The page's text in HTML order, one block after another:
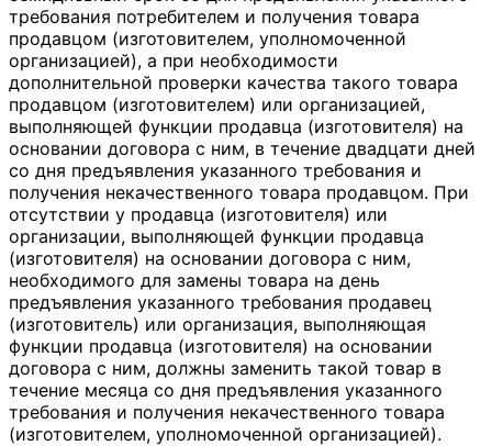
требования потребителем и получения товара
продавцом (изготовителем, уполномоченной
организацией), а при необходимости
дополнительной проверки качества такого товара
продавцом (изготовителем) или организацией,
выполняющей функции продавца (изготовителя) на
основании договора с ним, в течение двадцати дней
со дня предъявления указанного требования и
получения некачественного товара продавцом. При
отсутствии у продавца (изготовителя) или
организации, выполняющей функции продавца
(изготовителя) на основании договора с ним,
необходимого для замены товара на день
предъявления указанного требования продавец
(изготовитель) или организация, выполняющая
функции продавца (изготовителя) на основании
договора с ним, должны заменить такой товар в
течение месяца со дня предъявления указанного
требования и получения некачественного товара
(изготовителем, уполномоченной организацией).